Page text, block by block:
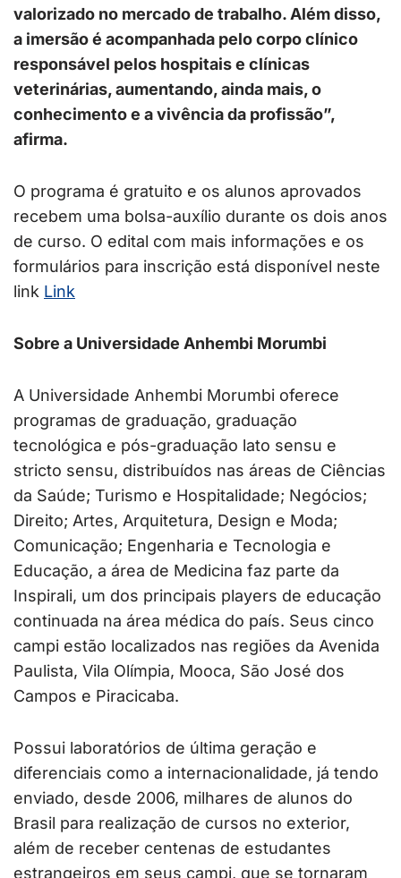
valorizado no mercado de trabalho. Além disso,
a imersão é acompanhada pelo corpo clínico
responsável pelos hospitais e clínicas
veterinárias, aumentando, ainda mais, o
conhecimento e a vivência da profissão”,
afirma.
O programa é gratuito e os alunos aprovados
recebem uma bolsa-auxílio durante os dois anos
de curso. O edital com mais informações e os
formulários para inscrição está disponível neste
link Link
Sobre a Universidade Anhembi Morumbi
A Universidade Anhembi Morumbi oferece
programas de graduação, graduação
tecnológica e pós-graduação lato sensu e
stricto sensu, distribuídos nas áreas de Ciências
da Saúde; Turismo e Hospitalidade; Negócios;
Direito; Artes, Arquitetura, Design e Moda;
Comunicação; Engenharia e Tecnologia e
Educação, a área de Medicina faz parte da
Inspirali, um dos principais players de educação
continuada na área médica do país. Seus cinco
campi estão localizados nas regiões da Avenida
Paulista, Vila Olímpia, Mooca, São José dos
Campos e Piracicaba.
Possui laboratórios de última geração e
diferenciais como a internacionalidade, já tendo
enviado, desde 2006, milhares de alunos do
Brasil para realização de cursos no exterior,
além de receber centenas de estudantes
estrangeiros em seus campi, que se tornaram